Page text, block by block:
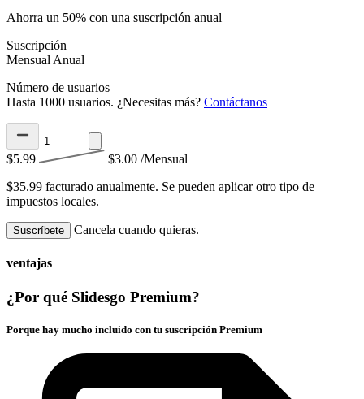
Ahorra un 50% con una suscripción anual
Suscripción
Mensual Anual
Número de usuarios
Hasta 1000 usuarios. ¿Necesitas más? Contáctanos
$5.99 $3.00 /Mensual
$35.99 facturado anualmente. Se pueden aplicar otro tipo de
impuestos locales.
Suscríbete Cancela cuando quieras.
ventajas
¿Por qué Slidesgo Premium?
Porque hay mucho incluido con tu suscripción Premium